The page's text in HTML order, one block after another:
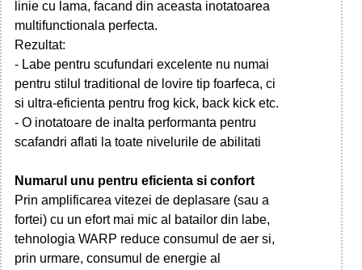
linie cu lama, facand din aceasta inotatoarea
multifunctionala perfecta.
Rezultat:
- Labe pentru scufundari excelente nu numai
pentru stilul traditional de lovire tip foarfeca, ci
si ultra-eficienta pentru frog kick, back kick etc.
- O inotatoare de inalta performanta pentru
scafandri aflati la toate nivelurile de abilitati
Numarul unu pentru eficienta si confort
Prin amplificarea vitezei de deplasare (sau a
fortei) cu un efort mai mic al batailor din labe,
tehnologia WARP reduce consumul de aer si,
prin urmare, consumul de energie al